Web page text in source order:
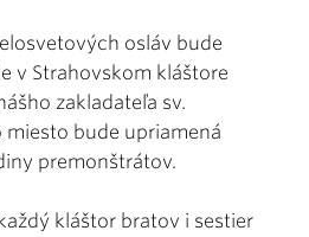
osláv bude
v Strahovskom kláštore
zakladateľa sv.
miesto bude upriamená
premonštrátov.
kláštor bratov i sestier